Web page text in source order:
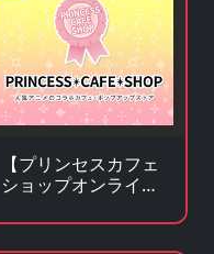
【プリンセスカフェ
ショップオンライ
クターグッズの通販
サイト